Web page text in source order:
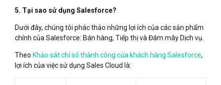
5. Tại sao sử dụng Salesforce?
Dưới đây, chúng tôi phác thảo những lợi ích của các sản phẩm
chính của Salesforce: Bán hàng, Tiếp thị và Đám mây Dịch vụ.
Theo Khảo sát chỉ số thành công của khách hàng Salesforce,
lợi ích của việc sử dụng Sales Cloud là: